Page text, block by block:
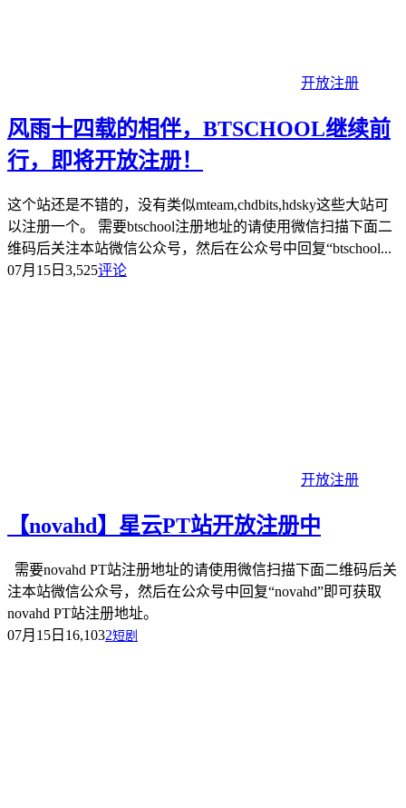
开放注册
风雨十四载的相伴，BTSCHOOL继续前
行，即将开放注册！
这个站还是不错的，没有类似mteam,chdbits,hdsky这些大站可
以注册一个。 需要btschool注册地址的请使用微信扫描下面二
维码后关注本站微信公众号，然后在公众号中回复“btschool...
07月15日 3,525评论
开放注册
【novahd】星云PT站开放注册中
需要novahd PT站注册地址的请使用微信扫描下面二维码后关
注本站微信公众号，然后在公众号中回复“novahd”即可获取
novahd PT站注册地址。
07月15日 16,1032短剧